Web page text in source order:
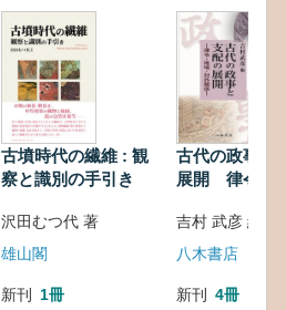
古墳時代の繊維 : 観
察と識別の手引き
沢田むつ代 著
雄山閣
新刊 1冊
古代の政事と
展開 律令・
吉村 武彦 編集
八木書店
新刊 4冊